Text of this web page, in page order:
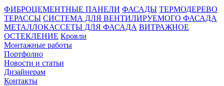
ФИБРОЦЕМЕНТНЫЕ ПАНЕЛИ ФАСАДЫ ТЕРМОДЕРЕВО
ТЕРАССЫ СИСТЕМА ДЛЯ ВЕНТИЛИРУЕМОГО ФАСАДА
МЕТАЛЛОКАССЕТЫ ДЛЯ ФАСАДА ВИТРАЖНОЕ
ОСТЕКЛЕНИЕ Кровли
Монтажные работы
Портфолио
Новости и статьи
Дизайнерам
Контакты